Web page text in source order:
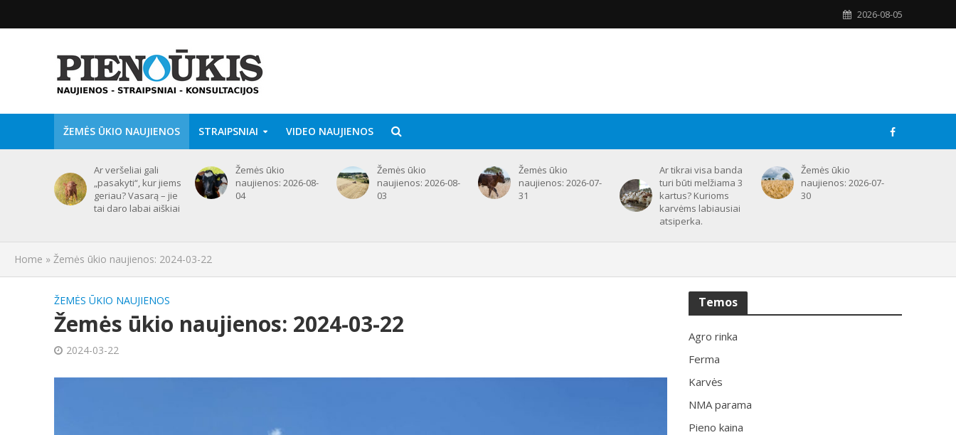
2026-08-05
ŽEMĖS ŪKIO NAUJIENOS STRAIPSNIAI VIDEO NAUJIENOS
Ar veršeliai gali
„pasakyti“, kur jiems
geriau? Vasarą – jie
tai daro labai aiškiai
Žemės ūkio
naujienos: 2026-08-
04
Žemės ūkio
naujienos: 2026-08-
03
Žemės ūkio
naujienos: 2026-07-
31
Ar tikrai visa banda
turi būti melžiama 3
kartus? Kurioms
karvėms labiausiai
atsiperka.
Žemės ūkio
naujienos: 2026-07-
30
Home » Žemės ūkio naujienos: 2024-03-22
ŽEMĖS ŪKIO NAUJIENOS
Žemės ūkio naujienos: 2024-03-22
2024-03-22
Temos
Agro rinka
Ferma
Karvės
NMA parama
Pieno kaina